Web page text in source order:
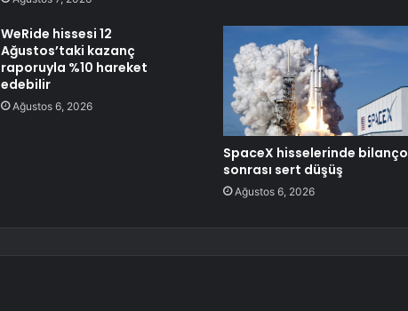
WeRide hissesi 12
Ağustos’taki kazanç
raporuyla %10 hareket
edebilir
Ağustos 6, 2026
SpaceX hisselerinde bilanço
sonrası sert düşüş
Ağustos 6, 2026